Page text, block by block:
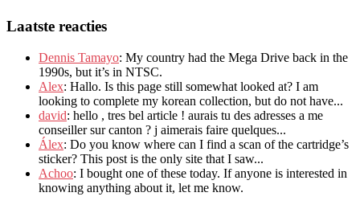
Laatste reacties
Dennis Tamayo: My country had the Mega Drive back in the
1990s, but it’s in NTSC.
Alex: Hallo. Is this page still somewhat looked at? I am
looking to complete my korean collection, but do not have...
david: hello , tres bel article ! aurais tu des adresses a me
conseiller sur canton ? j aimerais faire quelques...
Álex: Do you know where can I find a scan of the cartridge’s
sticker? This post is the only site that I saw...
Achoo: I bought one of these today. If anyone is interested in
knowing anything about it, let me know.